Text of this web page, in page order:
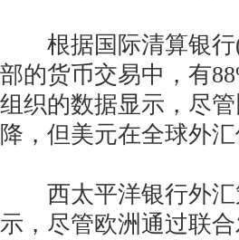
根据国际清算银行
部的货币交易中，有
组织的数据显示，尽
降，但美元在全球外
西太平洋银行外汇
示，尽管欧洲通过联